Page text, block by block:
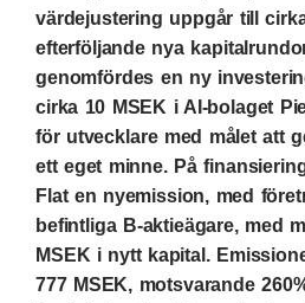
värdejustering uppgår till
efterföljande nya
genomfördes en ny
cirka 10 MSEK i AI-bolaget
för utvecklare med målet att
ett eget minne. På
Flat en nyemission, med
befintliga B-aktieägare, med
MSEK i nytt kapital.
777 MSEK, motsvarande